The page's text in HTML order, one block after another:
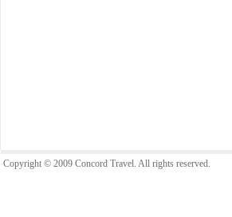
Copyright © 2009 Concord Travel. All rights reserved.